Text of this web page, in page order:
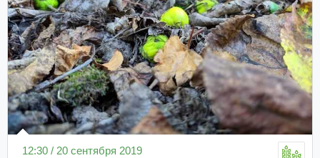
12:30 / 20 сентября 2019